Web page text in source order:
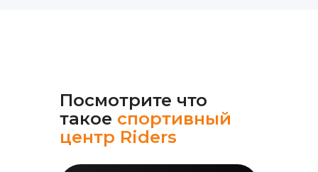
Посмотрите что
такое спортивный
центр Riders